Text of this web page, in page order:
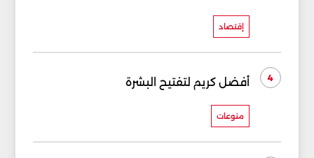
إقتصاد
4 أفضل كريم لتفتيح البشرة
منوعات